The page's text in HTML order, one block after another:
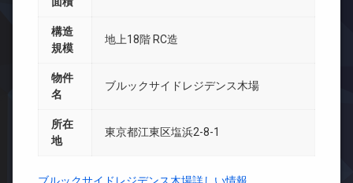
構造
規模
地上18階 RC造
物件
名
ブルックサイドレジデンス木場
所在
地
東京都江東区塩浜2-8-1